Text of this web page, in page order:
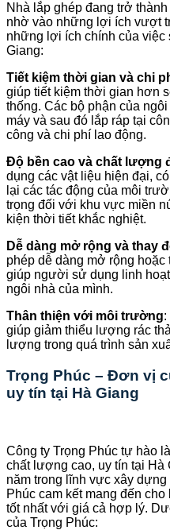
Nhà lắp ghép đang trở
nhờ vào những lợi ích vượt
những lợi ích chính của việc
Giang:
Tiết kiệm thời gian và chi
giúp tiết kiệm thời gian hơn
thống. Các bộ phận của
máy và sau đó lắp ráp tại
công và chi phí lao động.
Độ bền cao và chất lượng
dụng các vật liệu hiện đại,
lại các tác động của môi
trọng đối với khu vực miền
kiện thời tiết khắc nghiệt.
Dễ dàng mở rộng và thay
phép dễ dàng mở rộng hoặc
giúp người sử dụng linh
ngôi nhà của mình.
Thân thiện với môi trường:
giúp giảm thiểu lượng rác
lượng trong quá trình sản
Trọng Phúc – Đơn vị
uy tín tại Hà Giang
Công ty Trọng Phúc tự hào
chất lượng cao, uy tín tại Hà
năm trong lĩnh vực xây
Phúc cam kết mang đến
tốt nhất với giá cả hợp lý.
của Trọng Phúc: